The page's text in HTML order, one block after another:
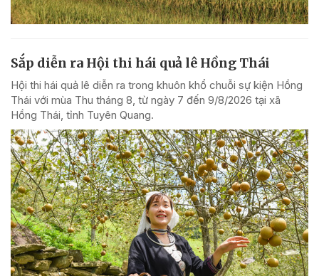
Sắp diễn ra Hội thi hái quả lê Hồng Thái
Hội thi hái quả lê diễn ra trong khuôn khổ chuỗi sự kiện Hồng
Thái với mùa Thu tháng 8, từ ngày 7 đến 9/8/2026 tại xã
Hồng Thái, tỉnh Tuyên Quang.